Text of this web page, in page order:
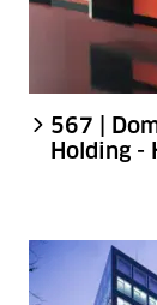
567 |
Holding -